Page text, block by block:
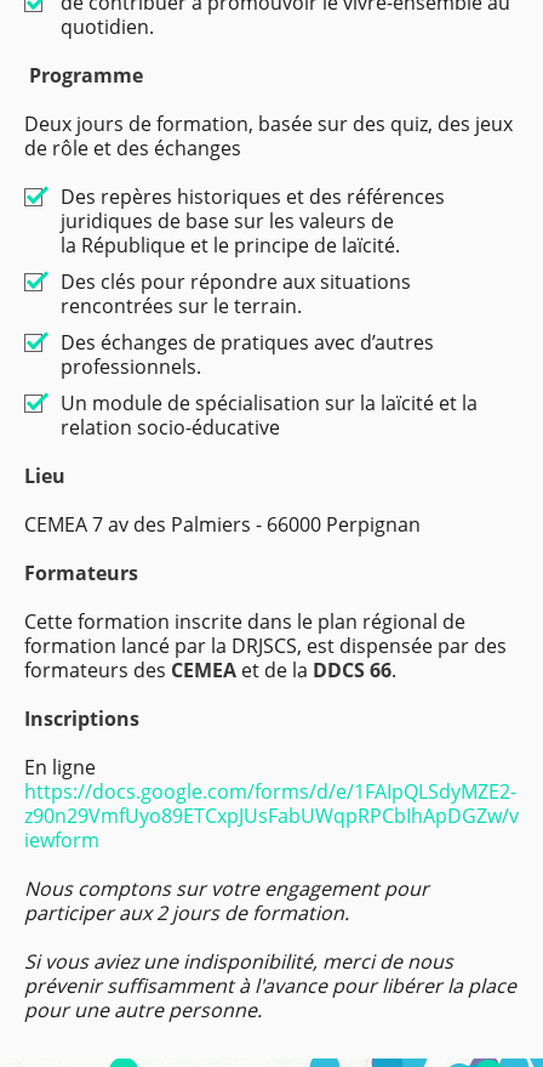
quotidien.
Programme
Deux jours de formation, basée sur des quiz, des jeux
de rôle et des échanges
Des repères historiques et des références
juridiques de base sur les valeurs de
la République et le principe de laïcité.
Des clés pour répondre aux situations
rencontrées sur le terrain.
Des échanges de pratiques avec d’autres
professionnels.
Un module de spécialisation sur la laïcité et la
relation socio-éducative
Lieu
CEMEA 7 av des Palmiers - 66000 Perpignan
Formateurs
Cette formation inscrite dans le plan régional de
formation lancé par la DRJSCS, est dispensée par des
formateurs des CEMEA et de la DDCS 66.
Inscriptions
En ligne
https://docs.google.com/forms/d/e/1FAIpQLSdyMZE2-
z90n29VmfUyo89ETCxpJUsFabUWqpRPCbIhApDGZw/v
iewform
Nous comptons sur votre engagement pour
participer aux 2 jours de formation.
Si vous aviez une indisponibilité, merci de nous
prévenir suffisamment à l'avance pour libérer la place
pour une autre personne.